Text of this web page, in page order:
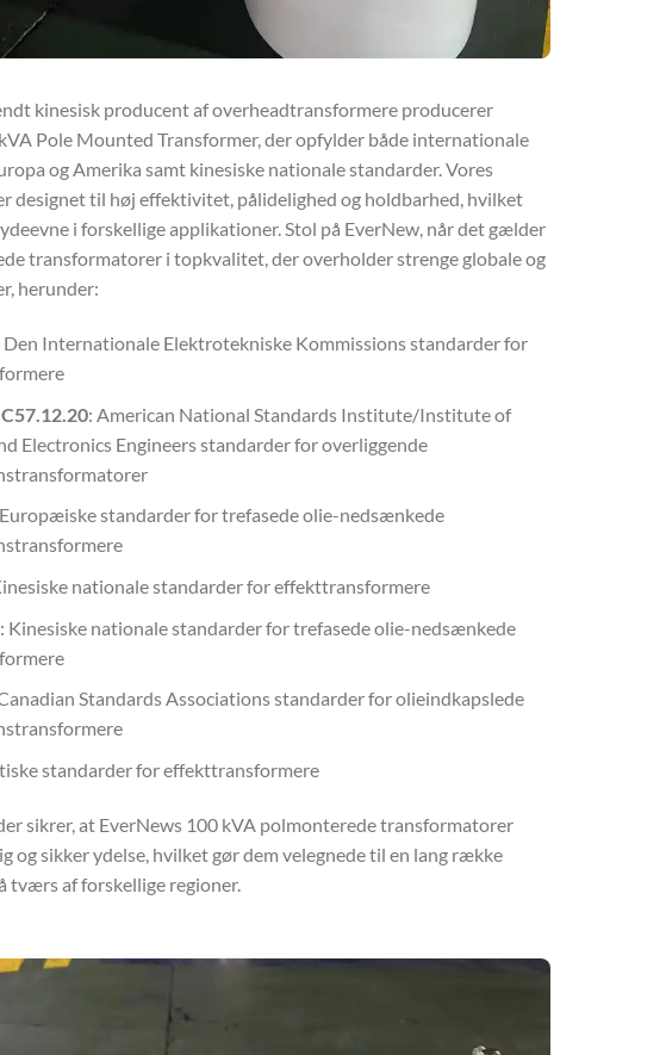
kinesisk producent af overheadtransformere producerer
Pole Mounted Transformer, der opfylder både internationale
og Amerika samt kinesiske nationale standarder. Vores
designet til høj effektivitet, pålidelighed og holdbarhed, hvilket
i forskellige applikationer. Stol på EverNew, når det gælder
transformatorer i topkvalitet, der overholder strenge globale og
herunder:
Den Internationale Elektrotekniske Kommissions standarder for
: American National Standards Institute/Institute of
Electronics Engineers standarder for overliggende
standarder for trefasede olie-nedsænkede
nationale standarder for effekttransformere
: Kinesiske nationale standarder for trefasede olie-nedsænkede
Standards Associations standarder for olieindkapslede
standarder for effekttransformere
sikrer, at EverNews 100 kVA polmonterede transformatorer
og sikker ydelse, hvilket gør dem velegnede til en lang række
tværs af forskellige regioner.